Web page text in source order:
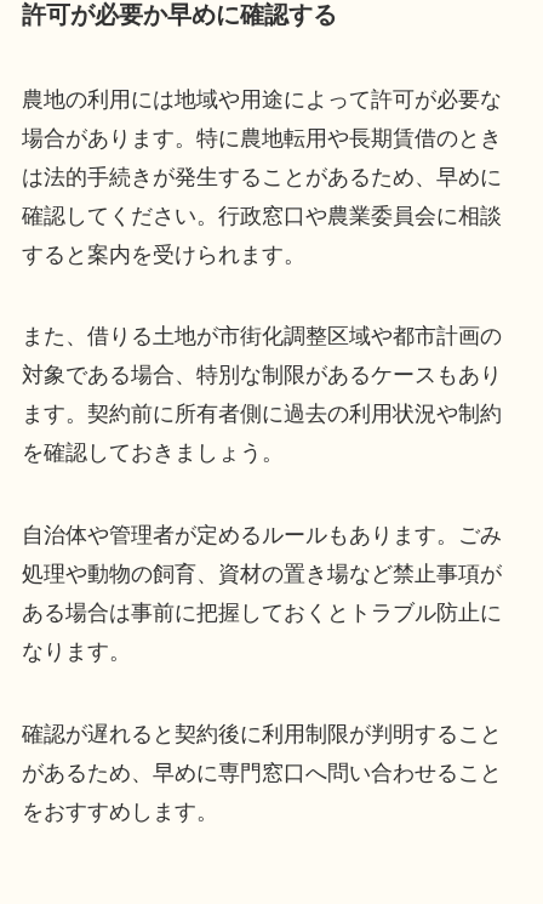
許可が必要か早めに確認する
農地の利用には地域や用途によって許可が必要な
場合があります。特に農地転用や長期賃借のとき
は法的手続きが発生することがあるため、早めに
確認してください。行政窓口や農業委員会に相談
すると案内を受けられます。
また、借りる土地が市街化調整区域や都市計画の
対象である場合、特別な制限があるケースもあり
ます。契約前に所有者側に過去の利用状況や制約
を確認しておきましょう。
自治体や管理者が定めるルールもあります。ごみ
処理や動物の飼育、資材の置き場など禁止事項が
ある場合は事前に把握しておくとトラブル防止に
なります。
確認が遅れると契約後に利用制限が判明すること
があるため、早めに専門窓口へ問い合わせること
をおすすめします。